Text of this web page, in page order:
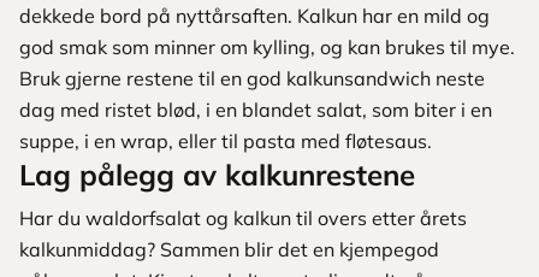
dekkede bord på nyttårsaften. Kalkun har en mild og
god smak som minner om kylling, og kan brukes til mye.
Bruk gjerne restene til en god kalkunsandwich neste
dag med ristet blød, i en blandet salat, som biter i en
suppe, i en wrap, eller til pasta med fløtesaus.
Lag pålegg av kalkunrestene
Har du waldorfsalat og kalkun til overs etter årets
kalkunmiddag? Sammen blir det en kjempegod